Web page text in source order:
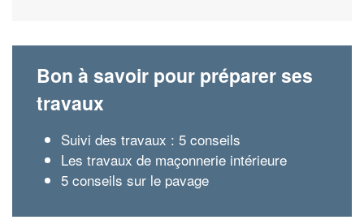
Bon à savoir pour préparer ses
travaux
Suivi des travaux : 5 conseils
Les travaux de maçonnerie intérieure
5 conseils sur le pavage